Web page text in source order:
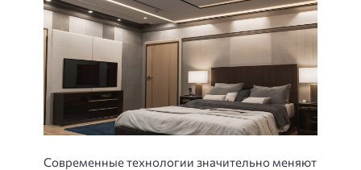
Современные технологии значительно меняют